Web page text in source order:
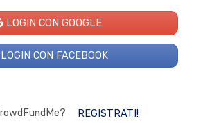
LOGIN CON GOOGLE
LOGIN CON FACEBOOK
REGISTRATI!